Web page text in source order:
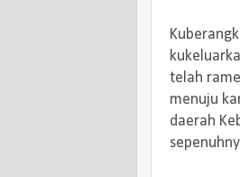
telah
menuju
daerah